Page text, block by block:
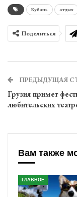
Кубань отдых
Поделиться
ПРЕДЫДУЩАЯ
Грузия примет
любительских
Вам также
ГЛАВНОЕ